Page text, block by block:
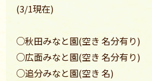
(3/1現在)
○秋田みなと園(空き 名分有り)
○広面みなと園(空き 名分有り)
○追分みなと園(空き 名)